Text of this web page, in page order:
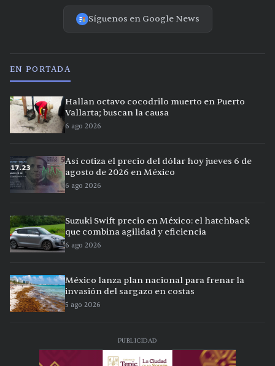
Síguenos en Google News
EN PORTADA
Hallan octavo cocodrilo muerto en Puerto
Vallarta; buscan la causa
6 ago 2026
Así cotiza el precio del dólar hoy jueves 6 de
agosto de 2026 en México
6 ago 2026
Suzuki Swift precio en México: el hatchback
que combina agilidad y eficiencia
6 ago 2026
México lanza plan nacional para frenar la
invasión del sargazo en costas
5 ago 2026
PUBLICIDAD